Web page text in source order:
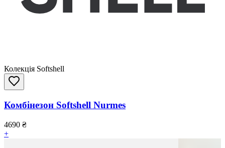
Колекція Softshell
Комбінезон Softshell Nurmes
4690 ₴
+